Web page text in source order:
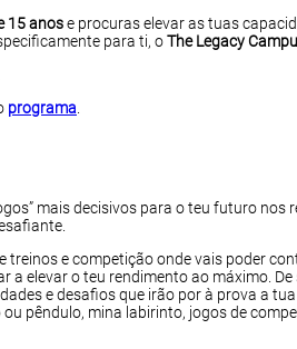
15 anose procuras elevar as tuas
para ti, oThe Legacy
programa
mais decisivos para o teu futuro
treinos e competição onde vais poder
a elevar o teu rendimento ao máximo.
e desafios que irão por à prova a
pêndulo, mina labirinto, jogos de